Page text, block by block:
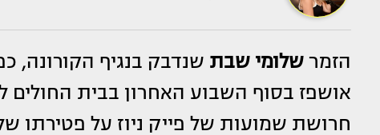
הזמרשלומי שבת
אושפז בסוף השבוע האחרון בבית
חרושת שמועות של פייק ניוז על פטירתו